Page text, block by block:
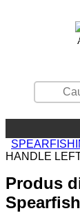
HANDLE
Produs